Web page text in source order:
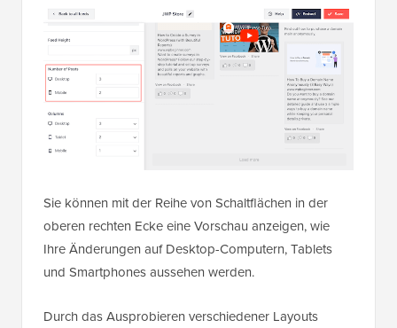
Sie können mit der Reihe von Schaltflächen in der
oberen rechten Ecke eine Vorschau anzeigen, wie
Ihre Änderungen auf Desktop-Computern, Tablets
und Smartphones aussehen werden.
Durch das Ausprobieren verschiedener Layouts